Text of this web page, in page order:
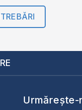
Urmărește-